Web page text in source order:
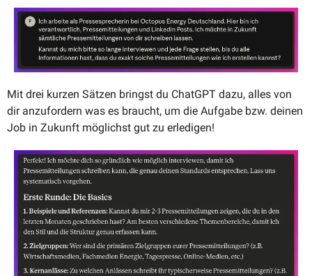
Mit drei kurzen Sätzen bringst du ChatGPT dazu, alles von
dir anzufordern was es braucht, um die Aufgabe bzw. deinen
Job in Zukunft möglichst gut zu erledigen!